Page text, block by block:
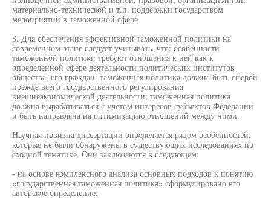
материально-технической и т.п. поддержки государством
мероприятий в таможенной сфере.
8. Для обеспечения эффективной таможенной политики на
современном этапе следует учитывать, что: особенности
таможенной политики требуют отношения к ней как к
определенной сфере деятельности политических институтов
общества, его граждан; таможенная политика должна быть сферой
прежде всего государственного регулирования
внешнеэкономической деятельности; таможенная политика
должна вырабатываться с учетом интересов субъектов Федерации
и быть направлена на оптимизацию отношений между ними.
Научная новизна диссертации определяется рядом особенностей,
которые не были обнаружены в существующих исследованиях по
сходной тематике. Они заключаются в следующем:
- на основе комплексного анализа основных подходов к понятию
«государственная таможенная политика» сформулировано его
авторское определение;